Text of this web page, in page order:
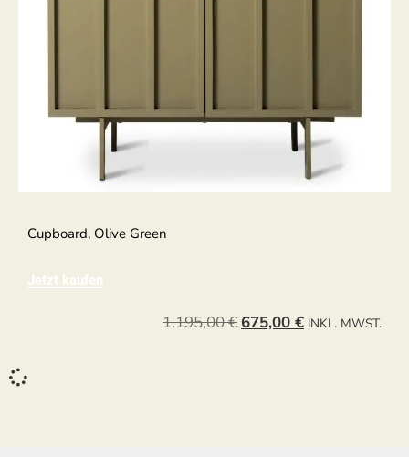
Cupboard, Olive Green
Jetzt kaufen
1.195,00€ 675,00 € INKL. MWST.